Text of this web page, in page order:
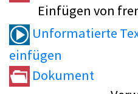
Einfügen von
Unformatierte
einfügen
Dokument